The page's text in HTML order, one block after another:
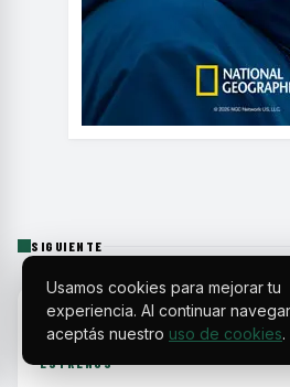
SIGUIENTE
HOME›ESTRENOS›ELI ROTH CRITICA EL
ESTRENOS
Usamos cookies para mejorar tu
experiencia. Al continuar
aceptás nuestro uso de cookies.